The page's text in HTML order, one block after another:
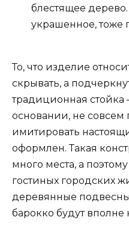
блестящее
украшенное, тоже
То, что изделие
скрывать, а
традиционная стойка
основании, не совсем
имитировать
оформлен. Такая
много места, а
гостиных городских
деревянные
барокко будут вполне